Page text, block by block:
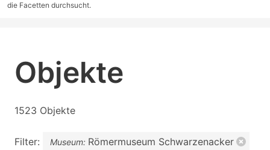
die Facetten durchsucht.
Objekte
1523 Objekte
Filter: Museum: Römermuseum Schwarzenacker